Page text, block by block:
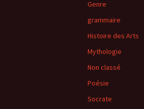
Genre
grammaire
Histoire des Arts
Mythologie
Non classé
Poésie
Socrate